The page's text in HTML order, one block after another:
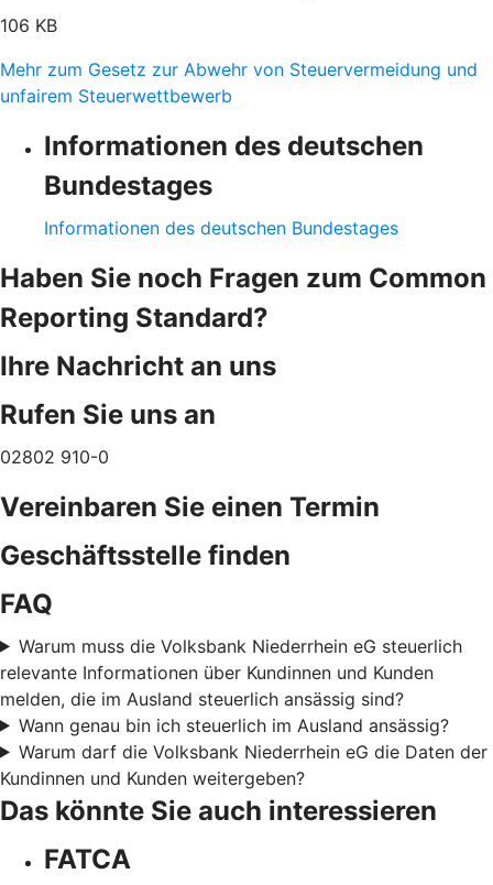
106 KB
Mehr zum Gesetz zur Abwehr von Steuervermeidung und
unfairem Steuerwettbewerb
Informationen des deutschen
Bundestages
Informationen des deutschen Bundestages
Haben Sie noch Fragen zum Common
Reporting Standard?
Ihre Nachricht an uns
Rufen Sie uns an
02802 910-0
Vereinbaren Sie einen Termin
Geschäftsstelle finden
FAQ
Warum muss die Volksbank Niederrhein eG steuerlich
relevante Informationen über Kundinnen und Kunden
melden, die im Ausland steuerlich ansässig sind?
Wann genau bin ich steuerlich im Ausland ansässig?
Warum darf die Volksbank Niederrhein eG die Daten der
Kundinnen und Kunden weitergeben?
Das könnte Sie auch interessieren
FATCA